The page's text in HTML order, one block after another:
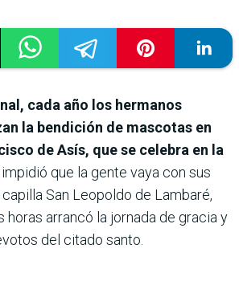
cada año los hermanos
la bendición de mascotas en
de Asís, que se celebra en la
que la gente vaya con sus
San Leopoldo de Lambaré,
horas arrancó la jornada de gracia y
del citado santo.